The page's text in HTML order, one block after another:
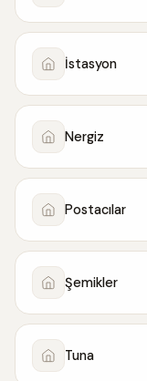
İstasyon
Nergiz
Postacılar
Şemikler
Tuna